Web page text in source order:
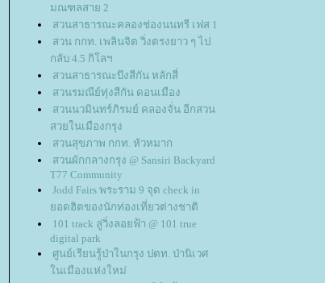
มณฑลสาย 2
สวนสาธารณะคลองช่องนนทรี เฟส 1
สวน กกท. เพลินจิต วิ่งตรงยาว ๆ ไป
กลับ 4.5 กิโลฯ
สวนสาธารณะบึงสีกัน หลักสี่
สวนรมณีย์ทุ่งสีกัน ดอนเมือง
สวนนวมินทร์ภิรมย์ คลองจั่น อีกสวน
สวยในเมืองกรุง
สวนสุขภาพ กกท. หัวหมาก
สวนผักกลางกรุง @ Sansiri Backyard
T77 Community
Jodd Fairs พระราม 9 จุด check in
อดฮิตของนักท่องเที่ยวต่างชาติ
101 track ลู่วิ่งลอยฟ้า @ 101 true
digital park
ศูนย์เรียนรู้ป่าในกรุง ปตท. ป่านิเวศ
นเมืองแห่งใหม่